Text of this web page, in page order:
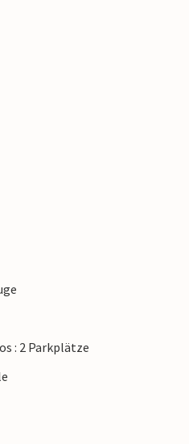
: 2 Parkplätze